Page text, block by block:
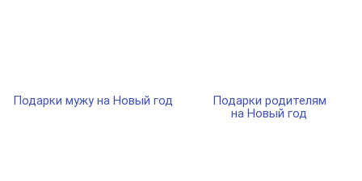
Подарки мужу на Новый год
Подарки родителям
на Новый год